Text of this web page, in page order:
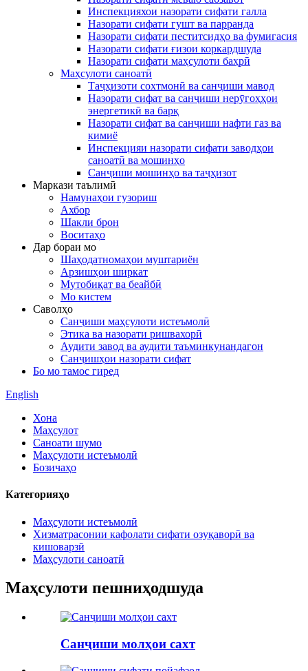
Инспекцияхои назорати сифати галла
Назорати сифати гушт ва парранда
Назорати сифати пеститсидҳо ва фумигасия
Назорати сифати ғизои коркардшуда
Назорати сифати маҳсулоти баҳрӣ
Маҳсулоти саноатӣ
Таҷҳизоти сохтмонӣ ва санҷиши мавод
Назорати сифат ва санҷиши нерӯгоҳҳои
энергетикӣ ва барқ
Назорати сифат ва санҷиши нафти газ ва
кимиё
Инспекцияи назорати сифати заводҳои
саноатӣ ва мошинҳо
Санҷиши мошинҳо ва таҷҳизот
Маркази таълимӣ
Намунаҳои гузориш
Ахбор
Шакли брон
Воситаҳо
Дар бораи мо
Шаҳодатномаҳои муштариён
Арзишҳои ширкат
Мутобиқат ва беайбӣ
Мо кистем
Саволҳо
Санҷиши маҳсулоти истеъмолӣ
Этика ва назорати ришвахорӣ
Аудити завод ва аудити таъминкунандагон
Санҷишҳои назорати сифат
Бо мо тамос гиред
English
Хона
Маҳсулот
Саноати шумо
Маҳсулоти истеъмолӣ
Бозичаҳо
Категорияҳо
Маҳсулоти истеъмолӣ
Хизматрасонии кафолати сифати озуқаворӣ ва
кишоварзӣ
Маҳсулоти саноатӣ
Маҳсулоти пешниҳодшуда
Санҷиши молҳои сахт